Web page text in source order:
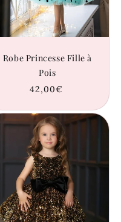
Robe Princesse Fille à
Pois
Prix
42,00€